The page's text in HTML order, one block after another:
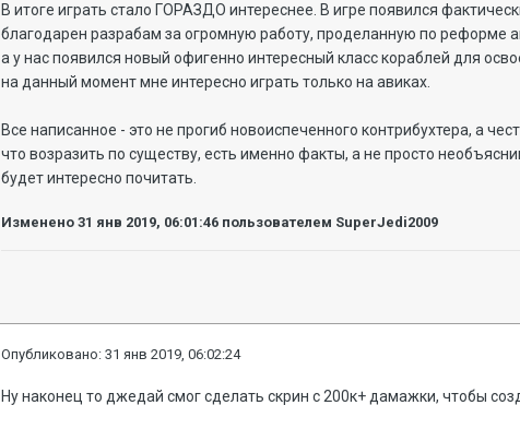
В итоге играть стало ГОРАЗДО интереснее. В игре появился
благодарен разрабам за огромную работу, проделанную по реформе
а у нас появился новый офигенно интересный класс кораблей для
на данный момент мне интересно играть только на авиках.
Все написанное - это не прогиб новоиспеченного контрибухтера, а
что возразить по существу, есть именно факты, а не просто
будет интересно почитать.
Изменено31 янв 2019, 06:01:46 пользователем SuperJedi2009
Опубликовано:31 янв 2019, 06:02:24
Ну наконец то джедай смог сделать скрин с 200к+ дамажки, чтобы